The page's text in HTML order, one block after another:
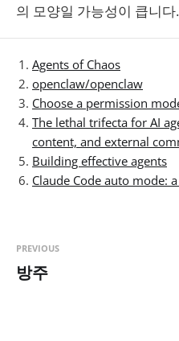
의 모양일 가능성이 큽니다.
Agents of Chaos
openclaw/openclaw
Choose a permission
The lethal trifecta for AI
content, and external
Building effective agents
Claude Code auto mode:
PREVIOUS
방주